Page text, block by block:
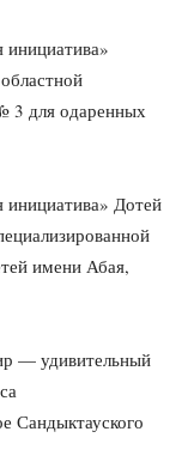
3 для одаренных
инициатива» Дотей
имени Абая,
— удивительный
Сандыктауского